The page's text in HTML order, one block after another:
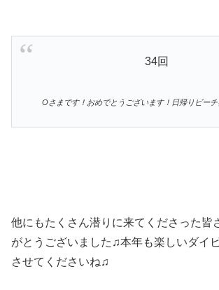
34回
Oさまです！おめでとうございます！日帰りビーチ
他にもたくさん潜りに来てくださった皆
がとうございました♫本年も楽しいダイ
させてくださいね♫